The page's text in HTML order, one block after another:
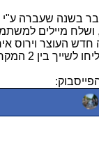
בשנה שעברה ע"י
ושלח מיילים
העוצר וירוס
בין 2 המקרים.